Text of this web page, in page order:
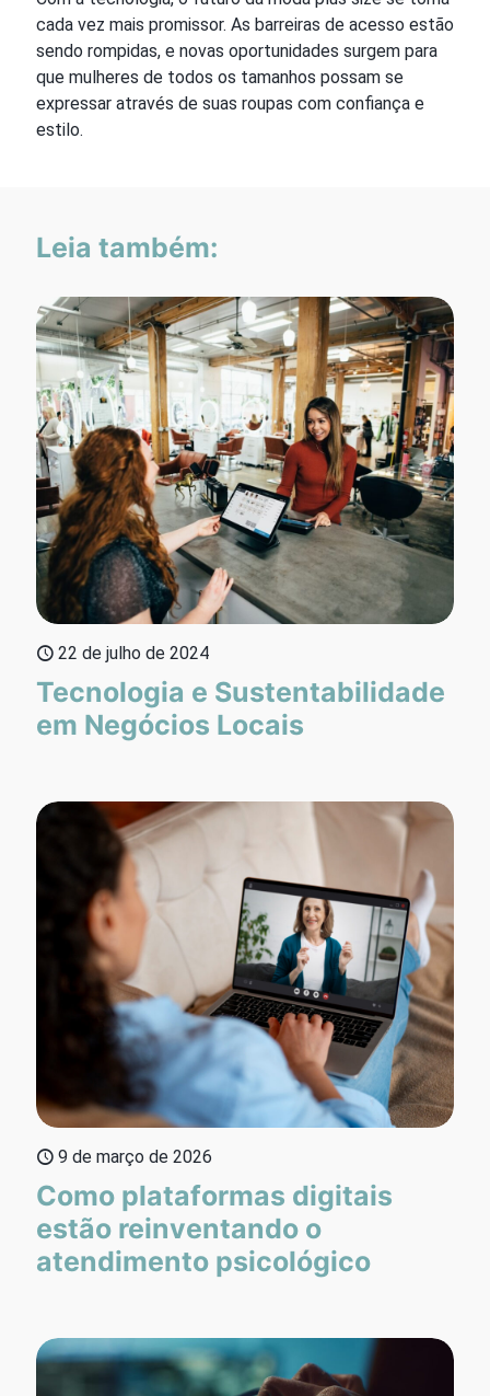
cada vez mais promissor. As barreiras de acesso estão
sendo rompidas, e novas oportunidades surgem para
que mulheres de todos os tamanhos possam se
expressar através de suas roupas com confiança e
estilo.
Leia também:
22 de julho de 2024
Tecnologia e Sustentabilidade
em Negócios Locais
9 de março de 2026
Como plataformas digitais
estão reinventando o
atendimento psicológico